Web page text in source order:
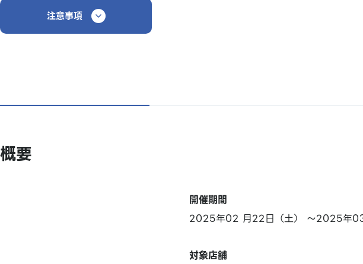
注意事項
概要
開催期間
2025年02 月22日（土） ～2025年03
対象店舗